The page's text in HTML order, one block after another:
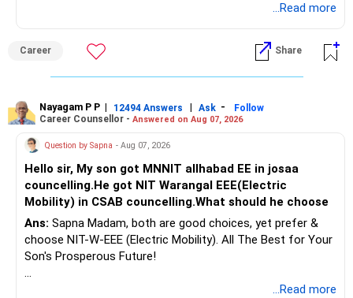
Follow RediffGURUS to Know More on 'Careers | Money |
Health | Relationships'.
...Read more
Career Share
Nayagam P P | 12494 Answers | Ask -
Follow
Career Counsellor - Answered on Aug 07, 2026
Question by Sapna - Aug 07, 2026
Hello sir, My son got MNNIT allhabad EE in josaa
councelling.He got NIT Warangal EEE(Electric
Mobility) in CSAB councelling.What should he choose
Ans: Sapna Madam, both are good choices, yet prefer &
choose NIT-W-EEE (Electric Mobility). All The Best for Your
Son's Prosperous Future!
Follow RediffGURUS to Know More on 'Careers | Money |
...Read more